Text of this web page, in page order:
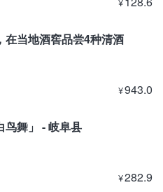
在当地酒窖品尝4种清酒
¥943.0
鸟舞」 - 岐阜县
¥282.9